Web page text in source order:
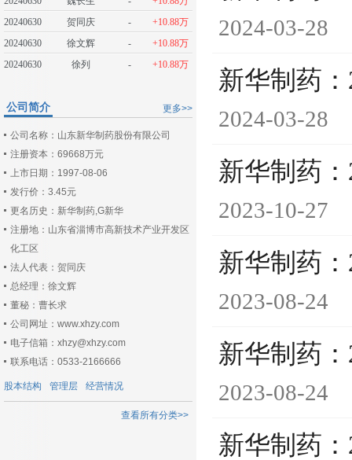
20240630
贺同庆 -
+10.88万
20240630
徐文辉 -
+10.88万
20240630
徐列 - +10.88万
更多>>
公司简介
公司名称：山东新华制药股份有限公司
注册资本：69668万元
上市日期：1997-08-06
发行价：3.45元
更名历史：新华制药,G新华
注册地：山东省淄博市高新技术产业开发区
化工区
法人代表：贺同庆
总经理：徐文辉
董秘：曹长求
公司网址：www.xhzy.com
电子信箱：xhzy@xhzy.com
联系电话：0533-2166666
股本结构 管理层 经营情况
查看所有分类>>
2024-03-28
新华制药
2024-03-28
新华制药
2023-10-27
新华制药
2023-08-24
新华制药
2023-08-24
新华制药